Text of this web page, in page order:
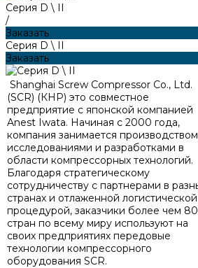
Серия D \ II
/
Заказать
Серия D \ II
Заказать
Shanghai Screw Compressor Co., Ltd.
(SCR) (КНР) это совместное
предприятие с японской компанией
Anest Iwata. Начиная с 2000 года,
компания занимается
исследованиями и разработками в
области компрессорных технологий.
Благодаря стратегическому
сотрудничеству с партнерами в
странах и отлаженной логистической
процедурой, заказчики более чем 80
стран по всему миру используют на
своих предприятиях передовые
технологии компрессорного
оборудования SCR.